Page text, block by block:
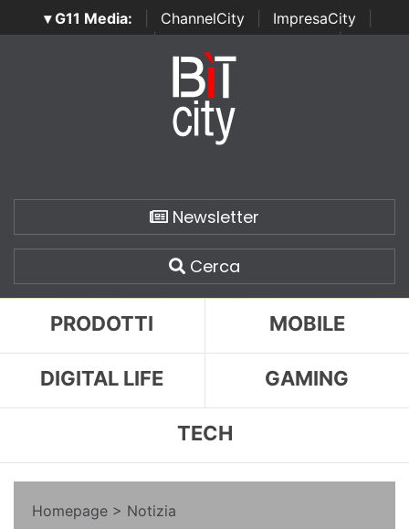
▾ G11 Media: ChannelCity ImpresaCity
SecurityOpenLab | Italian Channel Awards | Italian
Italian Security Awards
Newsletter
Cerca
PRODOTTI MOBILE
DIGITAL LIFE GAMING
TECH
Homepage > Notizia